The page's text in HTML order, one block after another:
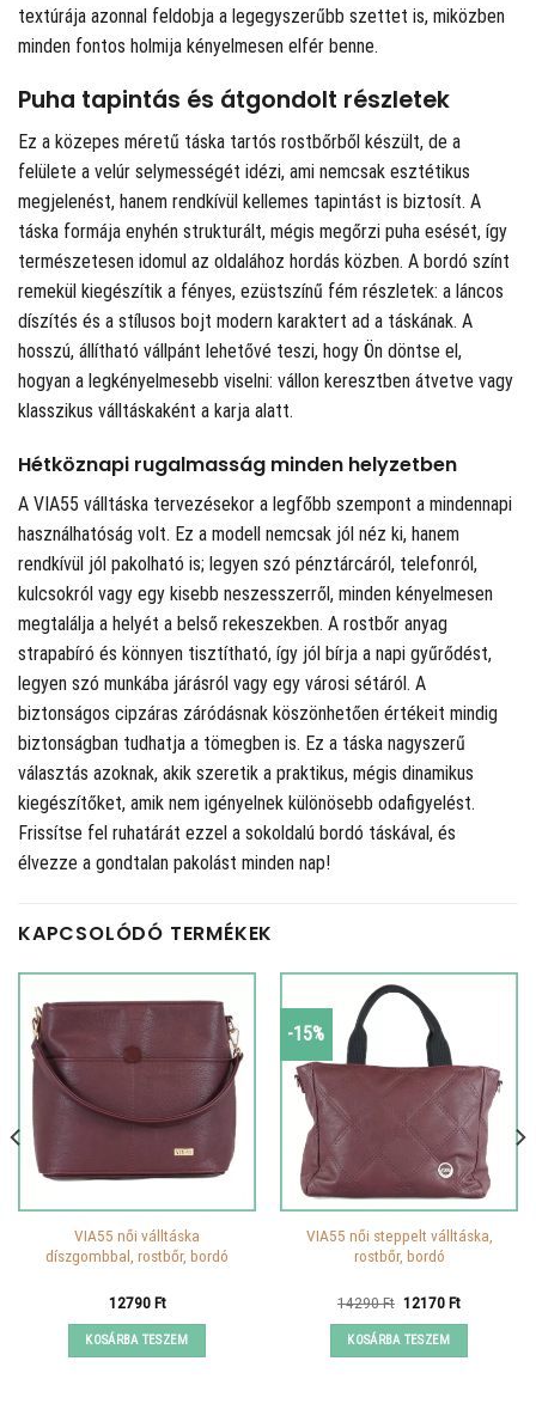
textúrája azonnal feldobja a legegyszerűbb szettet is, miközben
minden fontos holmija kényelmesen elfér benne.
Puha tapintás és átgondolt részletek
Ez a közepes méretű táska tartós rostbőrből készült, de a
felülete a velúr selymességét idézi, ami nemcsak esztétikus
megjelenést, hanem rendkívül kellemes tapintást is biztosít. A
táska formája enyhén strukturált, mégis megőrzi puha esését, így
természetesen idomul az oldalához hordás közben. A bordó színt
remekül kiegészítik a fényes, ezüstszínű fém részletek: a láncos
díszítés és a stílusos bojt modern karaktert ad a táskának. A
hosszú, állítható vállpánt lehetővé teszi, hogy Ön döntse el,
hogyan a legkényelmesebb viselni: vállon keresztben átvetve vagy
klasszikus válltáskaként a karja alatt.
Hétköznapi rugalmasság minden helyzetben
A VIA55 válltáska tervezésekor a legfőbb szempont a mindennapi
használhatóság volt. Ez a modell nemcsak jól néz ki, hanem
rendkívül jól pakolható is; legyen szó pénztárcáról, telefonról,
kulcsokról vagy egy kisebb neszesszerről, minden kényelmesen
megtalálja a helyét a belső rekeszekben. A rostbőr anyag
strapabíró és könnyen tisztítható, így jól bírja a napi gyűrődést,
legyen szó munkába járásról vagy egy városi sétáról. A
biztonságos cipzáras záródásnak köszönhetően értékeit mindig
biztonságban tudhatja a tömegben is. Ez a táska nagyszerű
választás azoknak, akik szeretik a praktikus, mégis dinamikus
kiegészítőket, amik nem igényelnek különösebb odafigyelést.
Frissítse fel ruhatárát ezzel a sokoldalú bordó táskával, és
élvezze a gondtalan pakolást minden nap!
KAPCSOLÓDÓ TERMÉKEK
VIA55 női válltáska
díszgombbal, rostbőr, bordó
12790Ft
KOSÁRBA TESZEM
-15%
VIA55 női steppelt válltáska,
rostbőr, bordó
14290Ft Original
was:
14290 Ft.
12170FtCurrent
KOSÁRBA TESZEM